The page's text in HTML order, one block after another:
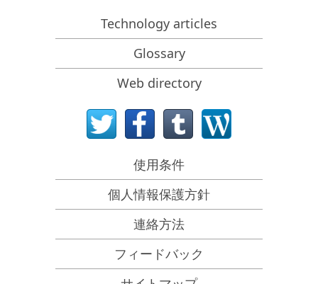
Recovery of Overwritten Data
Emergency File Recovery Using R-Studio Emergency
RAID Recovery Presentation
R-Studio: Data recovery from a non-functional
File Recovery from a Computer that Won't Boot
SDカードからのHD動画復元
File Recovery from an Unbootable Mac Computer
The best way to recover files from a Mac system disk
Data Recovery from an Encrypted Linux Disk after a
Technology articles
Glossary
Web directory
使用条件
個人情報保護方針
連絡方法
フィードバック